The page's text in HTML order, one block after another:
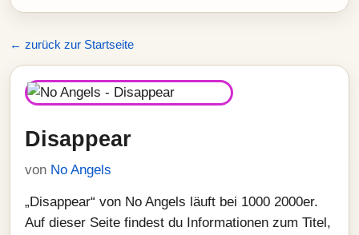
← zurück zur Startseite
Disappear
von No Angels
„Disappear“ von No Angels läuft bei 1000 2000er.
Auf dieser Seite findest du Informationen zum Titel,